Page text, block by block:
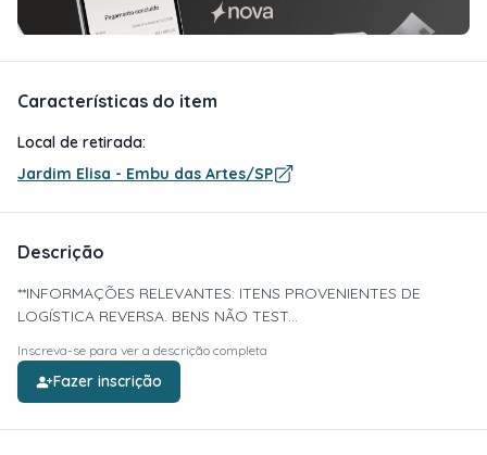
Características do item
Local de retirada:
Jardim Elisa - Embu das Artes/SP
Descrição
**INFORMAÇÕES RELEVANTES: ITENS PROVENIENTES DE
LOGÍSTICA REVERSA. BENS NÃO TEST...
Inscreva-se para ver a descrição completa
Fazer inscrição